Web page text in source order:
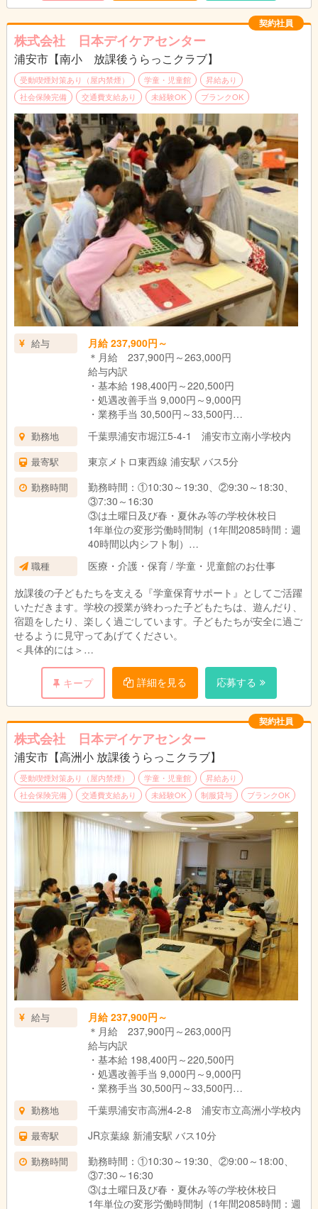
募集は「契約社員」としてですが、内容は正社員と一緒です。当
園は、最初から正社員としての登用は行っておりません。全員最
初は「契約社員」からとなります。契約社員ですが、金銭的にも
業務内容も正社員とほぼ同じです。ボーナスも同率でます。
契約社員
株式会社 日本デイケアセンター
浦安市【南小 放課後うらっこクラブ】
受動喫煙対策あり（屋内禁煙） 学童・児童館
昇給あり
社会保険完備
交通費支給あり 未経験OK ブランクOK
給与
月給 237,900円～
＊月給 237,900円～263,000円
給与内訳
・基本給 198,400円～220,500円
・処遇改善手当 9,000円～9,000円
・業務手当 30,500円～33,500円
(業務手当は時間外労働の有無にかかわらず20時
間分の時間外手当として支給。超過分は別途支
給)
※勤続1年以上で一部報奨金あり
勤務地 千葉県浦安市堀江5-4-1 浦安市立南小学校内
最寄駅 東京メトロ東西線 浦安駅 バス5分
勤務時間
勤務時間：①10:30～19:30、②9:30～18:30、
③7:30～16:30
③は土曜日及び春・夏休み等の学校休校日
1年単位の変形労働時間制（1年間2085時間：週
40時間以内シフト制）
7:30～19:30の間の8時間 休憩60分、 時間外労
働 月平均10時間
職種
医療・介護・保育 / 学童・児童館のお仕事
放課後の子どもたちを支える『学童保育サポート』としてご活躍
いただきます。学校の授業が終わった子どもたちは、遊んだり、
宿題をしたり、楽しく過ごしています。子どもたちが安全に過ご
せるように見守ってあげてください。
＜具体的には＞
・行事の企画と実施 ・児童の受入れ、送り出し ・おやつ準
備、提供
・集団活動のサポート見守り ・お子様の帰宅後のお掃除
・保護者対応、・スケジュール作成、・お便り等の案内書の作成
・事務作業（PCの文字入力程度）
＊未経験可、 高校卒業以上
キープ 詳細を見る 応募する
契約社員
株式会社 日本デイケアセンター
浦安市【高洲小 放課後うらっこクラブ】
受動喫煙対策あり（屋内禁煙） 学童・児童館
昇給あり
社会保険完備
交通費支給あり 未経験OK 制服貸与 ブランクOK
給与
月給 237,900円～
＊月給 237,900円～263,000円
給与内訳
・基本給 198,400円～220,500円
・処遇改善手当 9,000円～9,000円
・業務手当 30,500円～33,500円
(業務手当は時間外労働の有無にかかわらず20時
間分の時間外手当として支給。超過分は別途支
給)
※勤続1年以上で一部報奨金あり
勤務地 千葉県浦安市高洲4-2-8 浦安市立高洲小学校内
最寄駅 JR京葉線 新浦安駅 バス10分
勤務時間
勤務時間：①10:30～19:30、②9:00～18:00、
③7:30～16:30
③は土曜日及び春・夏休み等の学校休校日
1年単位の変形労働時間制（1年間2085時間：週